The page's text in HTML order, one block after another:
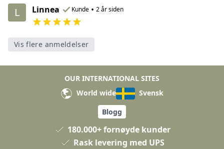
L Linnea Kunde • 2 år siden
Vis flere anmeldelser
OUR INTERNATIONAL SITES
World wide
Svensk
Blogg
180.000+ fornøyde kunder
Rask levering med UPS